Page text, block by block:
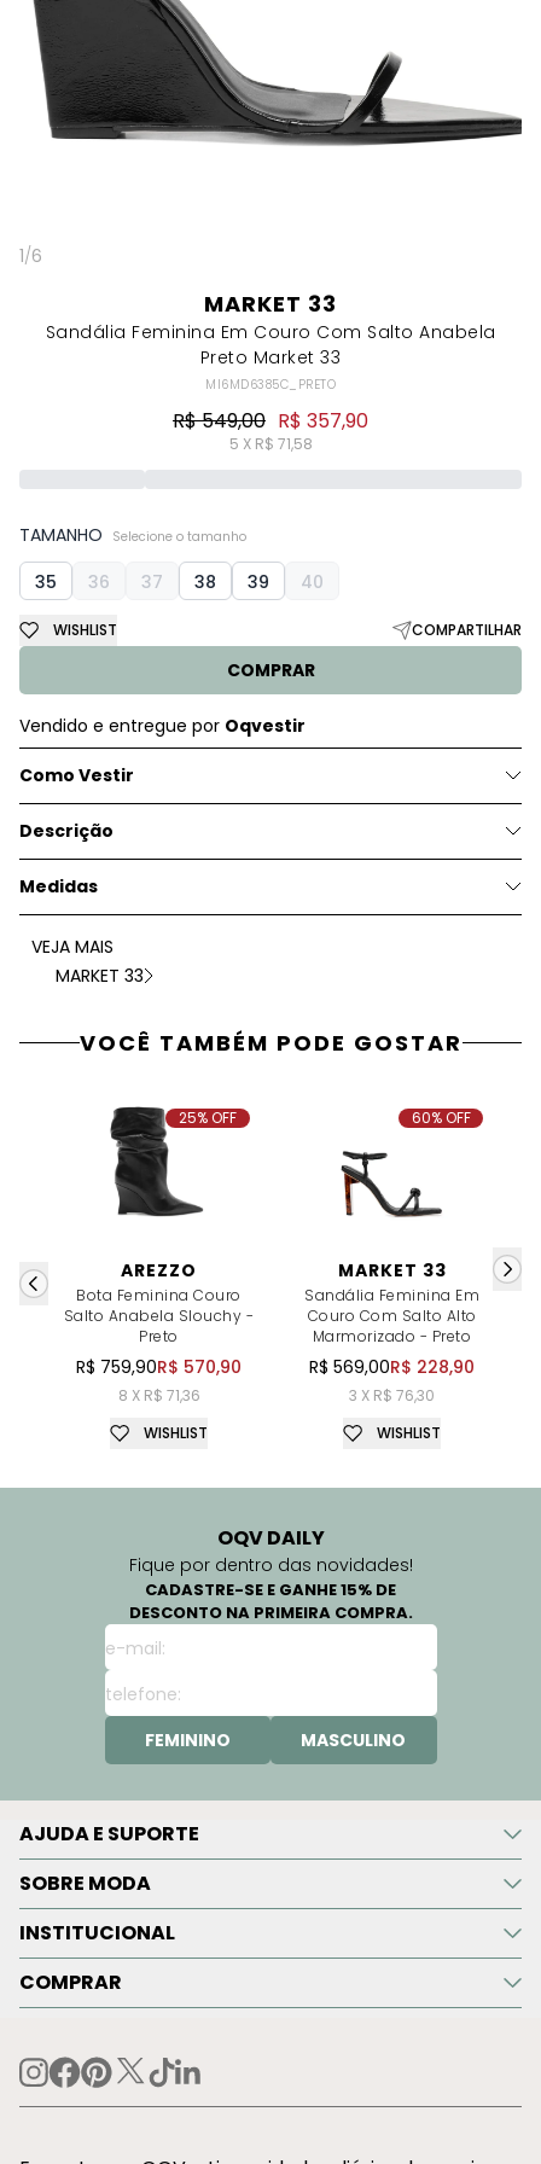
1/6
MARKET 33
Sandália Feminina Em Couro Com Salto Anabela
Preto Market 33
MI6MD6385C_PRETO
R$ 549,00 R$ 357,90
5 X R$ 71,58
TAMANHO Selecione o tamanho
35 36 37 38 39 40
COMPRAR
WISHLIST COMPARTILHAR
Vendido e entregue por Oqvestir
Como Vestir
Descrição
Medidas
VEJA MAIS
MARKET 33
VOCÊ TAMBÉM PODE GOSTAR
AREZZO
Bota Feminina Couro
Salto Anabela Slouchy -
Preto
R$ 759,90R$ 570,90
8 X R$ 71,36
25% OFF
WISHLIST
MARKET 33
Sandália Feminina Em
Couro Com Salto Alto
Marmorizado - Preto
R$ 569,00R$ 228,90
3 X R$ 76,30
60% OFF
WISHLIST
OQV DAILY
Fique por dentro das novidades!
CADASTRE-SE E GANHE 15% DE
DESCONTO NA PRIMEIRA COMPRA.
FEMININO MASCULINO
AJUDA E SUPORTE
SOBRE MODA
INSTITUCIONAL
COMPRAR